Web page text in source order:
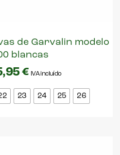
de Garvalin modelo
blancas
€ IVA incluído
23 24 25 26